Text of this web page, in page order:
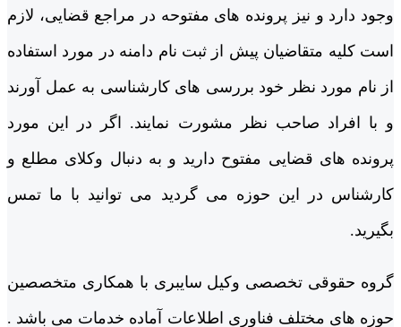
وجود دارد و نیز پرونده های مفتوحه در مراجع قضایی، لازم
است کلیه متقاضیان پیش از ثبت نام دامنه در مورد استفاده
از نام مورد نظر خود بررسی های کارشناسی به عمل آورند
و با افراد صاحب نظر مشورت نمایند. اگر در این مورد
پرونده های قضایی مفتوح دارید و به دنبال وکلای مطلع و
کارشناس در این حوزه می گردید می توانید با ما تمس
بگیرید.
گروه حقوقی تخصصی وکیل سایبری با همکاری متخصصین
حوزه های مختلف فناوری اطلاعات آماده خدمات می باشد .